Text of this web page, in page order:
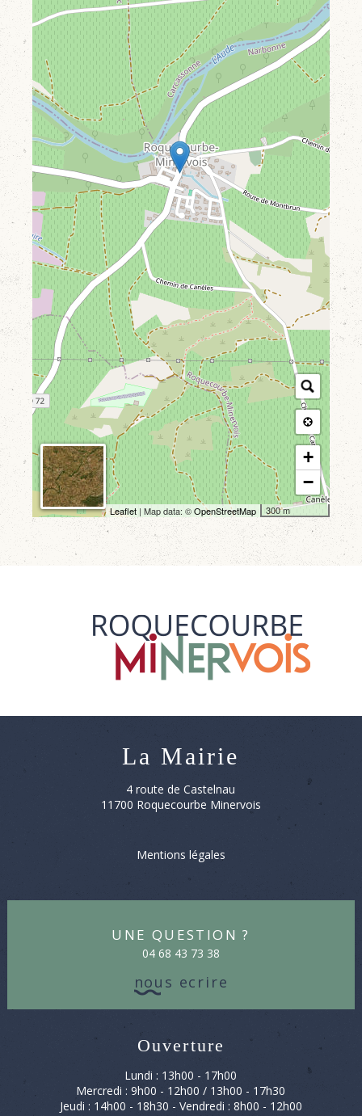
+
−
300 m
Leaflet| Map data: ©OpenStreetMap
La Mairie
4 route de Castelnau
11700 Roquecourbe Minervois
Mentions légales
Une question ?
04 68 43 73 38
nous ecrire
Ouverture
Lundi : 13h00 - 17h00
Mercredi : 9h00 - 12h00 / 13h00 - 17h30
Jeudi : 14h00 - 18h30 - Vendredi : 8h00 - 12h00